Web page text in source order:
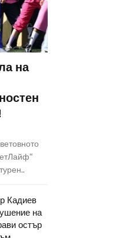
на
Кадиев
на
остър